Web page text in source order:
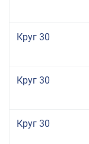
Круг 30
Круг 30
Круг 30